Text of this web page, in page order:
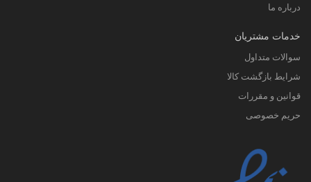
درباره ما
خدمات مشتریان
سوالات متداول
شرایط بازگشت کالا
قوانین و مقررات
حریم خصوصی